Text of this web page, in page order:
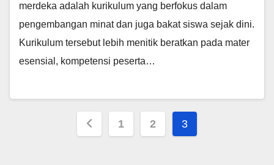
merdeka adalah kurikulum yang berfokus dalam
pengembangan minat dan juga bakat siswa sejak dini.
Kurikulum tersebut lebih menitik beratkan pada mater
esensial, kompetensi peserta…
Posts
1 2 3